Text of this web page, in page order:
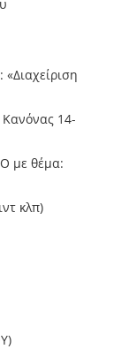
14-
με θέμα:
κλπ)